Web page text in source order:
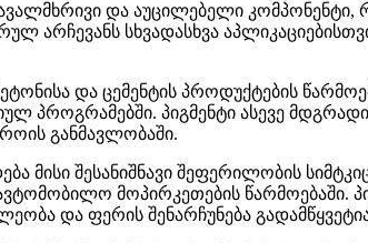
და აუცილებელი
არჩევანს სხვადასხვა
და ცემენტის პროდუქტების
პროგრამებში. პიგმენტი ასევე
განმავლობაში.
მისი შესანიშნავი შეფერილობის
მოპირკეთების წარმოებაში.
და ფერის შენარჩუნება